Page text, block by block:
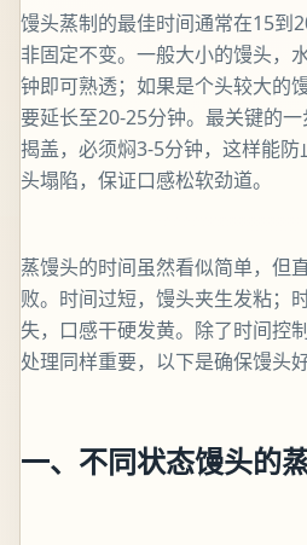
馒头蒸制的最佳时间通常在15到
非固定不变。一般大小的馒头，
钟即可熟透；如果是个头较大的
要延长至20-25分钟。最关键的
揭盖，必须焖3-5分钟，这样能
头塌陷，保证口感松软劲道。
蒸馒头的时间虽然看似简单，但
败。时间过短，馒头夹生发粘；
失，口感干硬发黄。除了时间控
处理同样重要，以下是确保馒头
一、不同状态馒头的